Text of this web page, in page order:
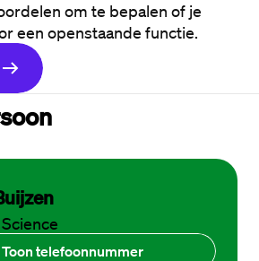
om te bepalen of je
een openstaande functie.
Toon telefoonnummer